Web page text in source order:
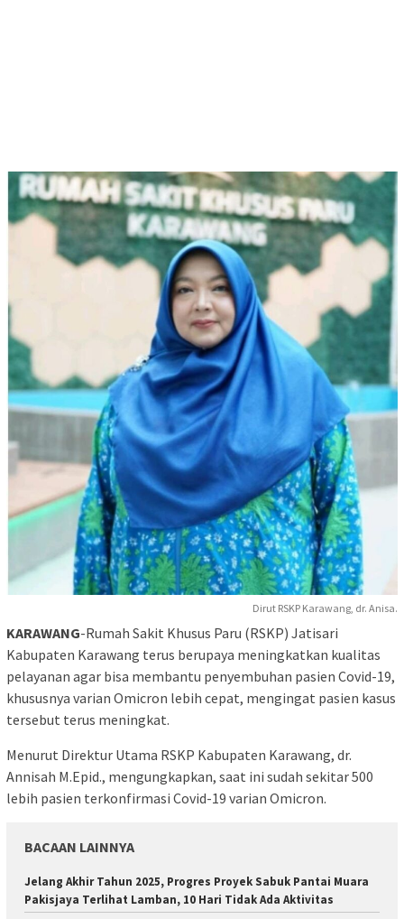
Dirut RSKP Karawang, dr. Anisa.
KARAWANG-Rumah Sakit Khusus Paru (RSKP) Jatisari
Kabupaten Karawang terus berupaya meningkatkan kualitas
pelayanan agar bisa membantu penyembuhan pasien Covid-19,
khususnya varian Omicron lebih cepat, mengingat pasien kasus
tersebut terus meningkat.
Menurut Direktur Utama RSKP Kabupaten Karawang, dr.
Annisah M.Epid., mengungkapkan, saat ini sudah sekitar 500
lebih pasien terkonfirmasi Covid-19 varian Omicron.
BACAAN LAINNYA
Jelang Akhir Tahun 2025, Progres Proyek Sabuk Pantai Muara
Pakisjaya Terlihat Lamban, 10 Hari Tidak Ada Aktivitas